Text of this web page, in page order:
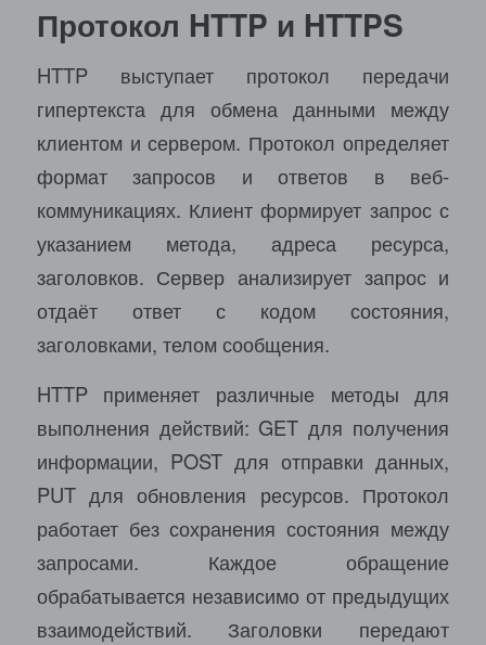
Протокол HTTP и HTTPS
HTTP выступает протокол передачи
гипертекста для обмена данными между
клиентом и сервером. Протокол определяет
формат запросов и ответов в веб-
коммуникациях. Клиент формирует запрос с
указанием метода, адреса ресурса,
заголовков. Сервер анализирует запрос и
отдаёт ответ с кодом состояния,
заголовками, телом сообщения.
HTTP применяет различные методы для
выполнения действий: GET для получения
информации, POST для отправки данных,
PUT для обновления ресурсов. Протокол
работает без сохранения состояния между
запросами. Каждое обращение
обрабатывается независимо от предыдущих
взаимодействий. Заголовки передают